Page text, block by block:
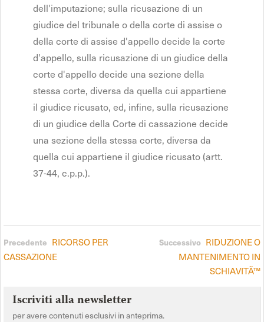
dell'imputazione; sulla ricusazione di un
giudice del tribunale o della corte di assise o
della corte di assise d'appello decide la corte
d'appello, sulla ricusazione di un giudice della
corte d'appello decide una sezione della
stessa corte, diversa da quella cui appartiene
il giudice ricusato, ed, infine, sulla ricusazione
di un giudice della Corte di cassazione decide
una sezione della stessa corte, diversa da
quella cui appartiene il giudice ricusato (artt.
37-44, c.p.p.).
Precedente RICORSO PER
CASSAZIONE
Successivo RIDUZIONE O
MANTENIMENTO IN
SCHIAVITÃ™
Iscriviti alla newsletter
per avere contenuti esclusivi in anteprima.